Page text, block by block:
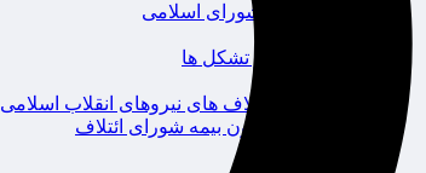
مجلس شورای اسلامی
احزاب و تشکل ها
ائتلاف های نیروهای انقلاب اسلامی
کانون بیمه شورای ائتلاف